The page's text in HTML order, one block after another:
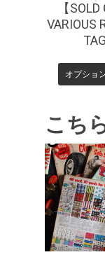
【SOLD
VARIOUS
オプショ
こち
¥